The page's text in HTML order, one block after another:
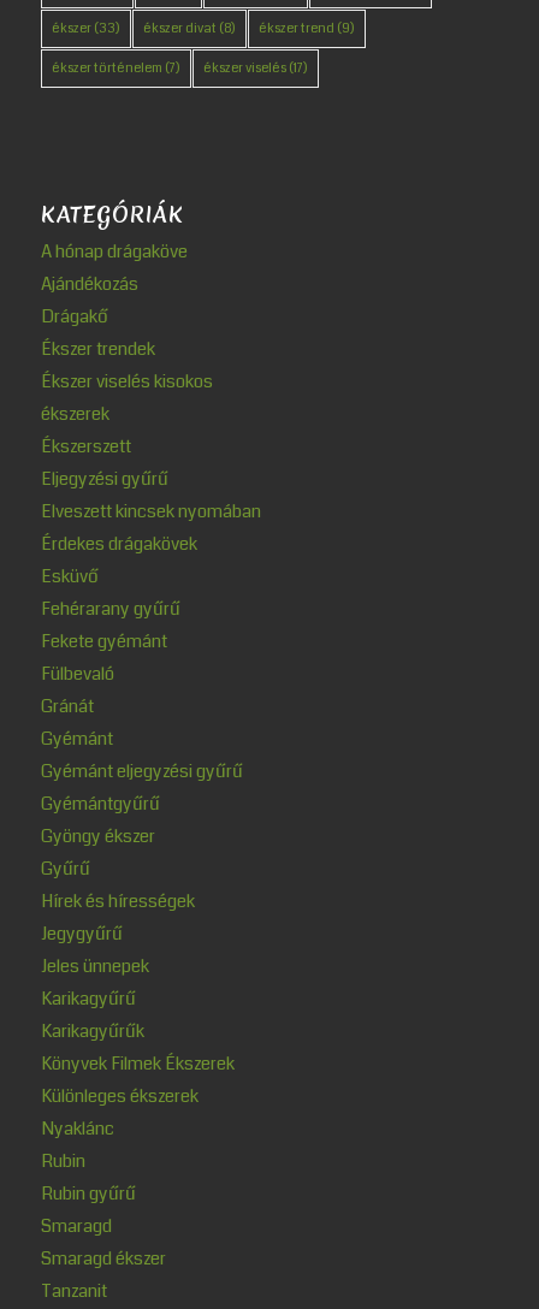
ékszer(33) ékszer divat (8) ékszer trend (9)
ékszer történelem (7) ékszer viselés(17)
KATEGÓRIÁK
A hónap drágaköve
Ajándékozás
Drágakő
Ékszer trendek
Ékszer viselés kisokos
ékszerek
Ékszerszett
Eljegyzési gyűrű
Elveszett kincsek nyomában
Érdekes drágakövek
Esküvő
Fehérarany gyűrű
Fekete gyémánt
Fülbevaló
Gránát
Gyémánt
Gyémánt eljegyzési gyűrű
Gyémántgyűrű
Gyöngy ékszer
Gyűrű
Hírek és hírességek
Jegygyűrű
Jeles ünnepek
Karikagyűrű
Karikagyűrűk
Könyvek Filmek Ékszerek
Különleges ékszerek
Nyaklánc
Rubin
Rubin gyűrű
Smaragd
Smaragd ékszer
Tanzanit